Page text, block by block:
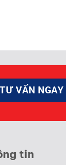
TƯ VẤN NGAY
tin